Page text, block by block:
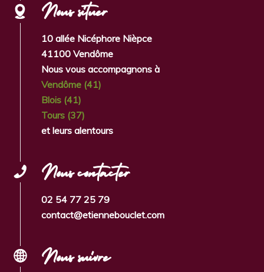
Nous situer
10 allée Nicéphore Nièpce
41100 Vendôme
Nous vous accompagnons à
Vendôme (41)
Blois (41)
Tours (37)
et leurs alentours
Nous contacter
02 54 77 25 79
contact@etiennebouclet.com
Nous suivre